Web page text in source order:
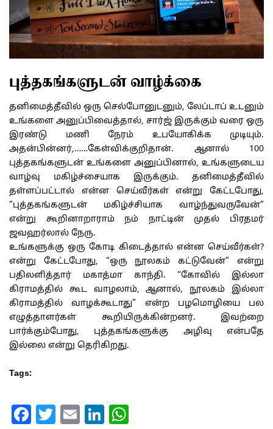
புத்தகங்களுடன் வாழ்க்கை
தனிமைத்தீவில் ஒரு செல்போனுடனும், லேப்டாப் உடனும்
உங்களை அனுப்பிவைத்தால், சார்ஜ் இருக்கும் வரை ஒரு
இரண்டு மணி நேரம் உபயோகிக்க முடியும்.
அதன்பின்னர்,……கேள்விக்குறிதான். ஆனால் 100
புத்தகங்களுடன் உங்களை அனுப்பினால், உங்களுடைய
வாழ்வு மகிழ்ச்சையாக இருக்கும். தனிமைத்தீவில்
தள்ளப்பட்டால் என்ன செய்வீர்கள் என்று கேட்டபோது,
”புத்தகங்களுடன் மகிழ்ச்சியாக வாழ்ந்துவருவேன்”
என்று கூறினாறாராம் நம் நாட்டின் முதல் பிரதமர்
ஜவஹர்லால் நேரு.
உங்களுக்கு ஒரு கோடி கிடைத்தால் என்ன செய்வீர்கள்?
என்று கேட்டபோது, “ஒரு நூலகம் கட்டுவேன்” என்று
பதிலளித்தார் மகாத்மா காந்தி. “கோவில் இல்லா
கிராமத்தில் கூட வாழலாம், ஆனால், நூலகம் இல்லா
கிராமத்தில் வாழக்கூடாது” என்ற பழமொழியை பல
எழுத்தாளர்கள் கூறியிருக்கின்றனர். இவற்றை
பார்க்கும்போது, புத்தகங்களுக்கு அழிவு என்பதே
இல்லை என்று தெரிகிறது.
Tags:
Facebook
Twitter
EmailLinkedIn